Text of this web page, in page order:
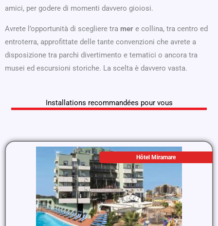
amici, per godere di momenti davvero gioiosi.
Avrete l’opportunità di scegliere tra mer e collina, tra centro ed
entroterra, approfittate delle tante convenzioni che avrete a
disposizione tra parchi divertimento e tematici o ancora tra
musei ed escursioni storiche. La scelta è davvero vasta.
Installations recommandées pour vous
Hôtel Miramare